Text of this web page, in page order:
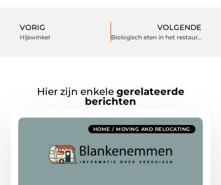
VORIG
Hijswinkel
VOLGENDE
Biologisch eten in het restaurant Rotterdam
Hier zijn enkele gerelateerde
berichten
HOME / MOVING AND RELOCATING